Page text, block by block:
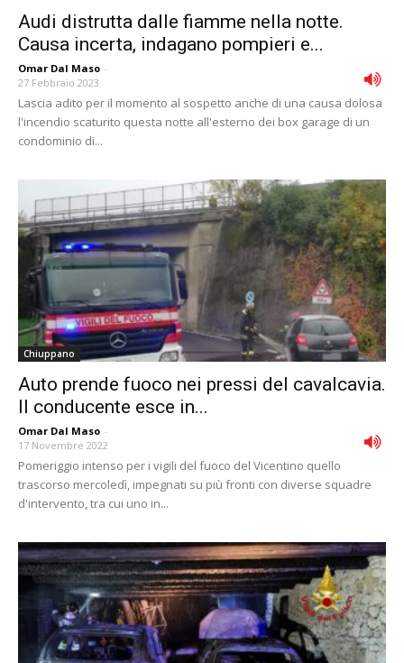
Audi distrutta dalle fiamme nella notte.
Causa incerta, indagano pompieri e...
Omar Dal Maso -
27 Febbraio 2023
Lascia adito per il momento al sospetto anche di una causa dolosa
l'incendio scaturito questa notte all'esterno dei box garage di un
condominio di...
Chiuppano
Auto prende fuoco nei pressi del cavalcavia.
Il conducente esce in...
Omar Dal Maso -
17 Novembre 2022
Pomeriggio intenso per i vigili del fuoco del Vicentino quello
trascorso mercoledì, impegnati su più fronti con diverse squadre
d'intervento, tra cui uno in...